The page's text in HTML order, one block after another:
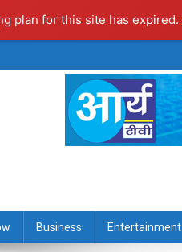
plan for this site has expired.
Business Entertainment